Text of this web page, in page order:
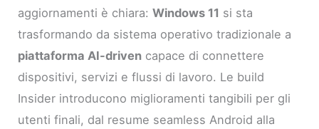
aggiornamenti è chiara:Windows 11 si sta
trasformando da sistema operativo tradizionale a
piattaforma AI-driven capace di connettere
dispositivi, servizi e flussi di lavoro. Le build
Insider introducono miglioramenti tangibili per gli
utenti finali, dal resume seamless Android alla